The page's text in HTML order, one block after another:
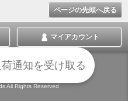
ページの先頭へ戻る
マイアカウント
フォン|PC版
All Rights Reserved
通知を受け取る